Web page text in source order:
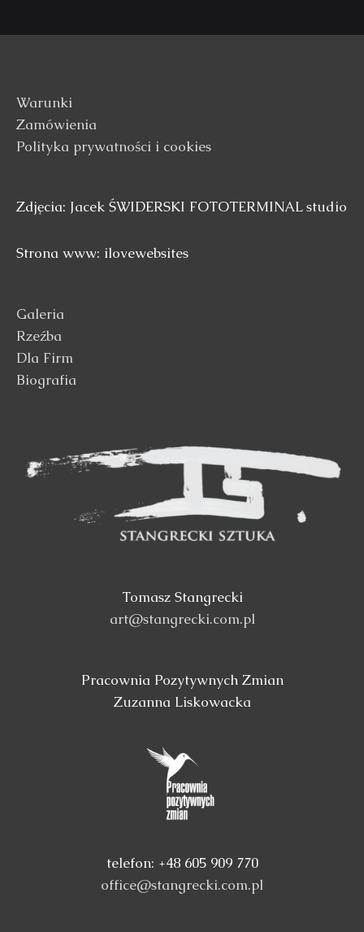
Warunki
Zamówienia
Polityka prywatności i cookies
Zdjęcia: Jacek ŚWIDERSKI FOTOTERMINAL studio
Strona www: ilovewebsites
Galeria
Rzeźba
Dla Firm
Biografia
Tomasz Stangrecki
art@stangrecki.com.pl
Pracownia Pozytywnych Zmian
Zuzanna Liskowacka
telefon: +48 605 909 770
office@stangrecki.com.pl